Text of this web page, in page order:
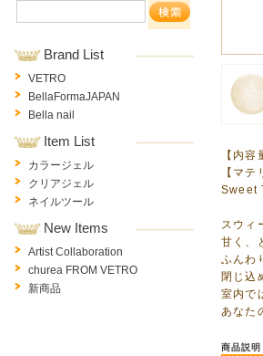
【内
【マ
Sweet
スウィ
甘く、
ふんわ
閉じ込
室内で
あなた
商品説明
Brand List
VETRO
BellaFormaJAPAN
Bella nail
Item List
カラージェル
クリアジェル
ネイルツール
New Items
Artist Collaboration
churea FROM VETRO
新商品